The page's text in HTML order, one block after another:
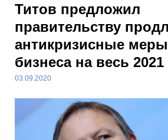
Титов предложил
правительству
антикризисные
бизнеса на весь 2021
03.09.2020